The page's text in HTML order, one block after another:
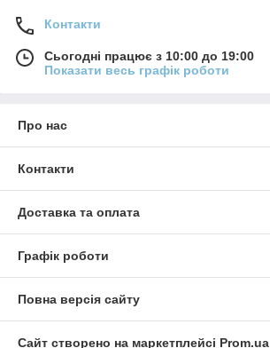
Контакти
Сьогодні працює з 10:00 до 19:00
Показати весь графік роботи
Про нас
Контакти
Доставка та оплата
Графік роботи
Повна версія сайту
Сайт створено на маркетплейсі Prom.ua